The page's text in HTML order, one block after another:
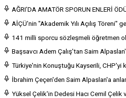
AĞRI’DA AMATÖR SPORUN ENLERİ
AİÇÜ'nin "Akademik Yılı Açılış Töreni"
141 milli sporcu sözleşmeli öğretmen
Başsavcı Adem Çalış'tan Saim
Türkiye'nin Konuştuğu Kayserili, CHP'yi
İbrahim Çeçen'den Saim Alpaslan'a
Yüksel Çelik'in Dedesi Hacı Cemil Çelik